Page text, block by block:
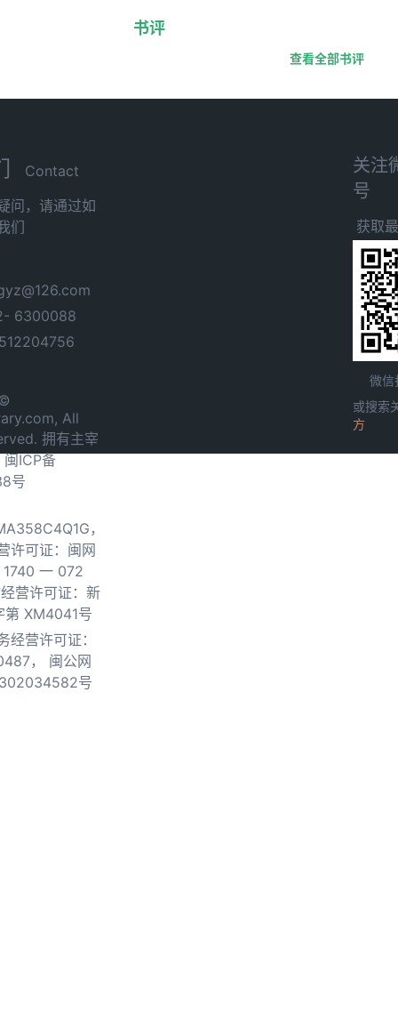
书评
查看全部书评
Contact
问，请通过如
们
6300088
All
拥有主宰
闽ICP备
号
，
许可证：闽网
一 072
营许可证：新
第 XM4041号
经营许可证：
，
闽公网
号
关注
号
获取
微信
或搜索
方